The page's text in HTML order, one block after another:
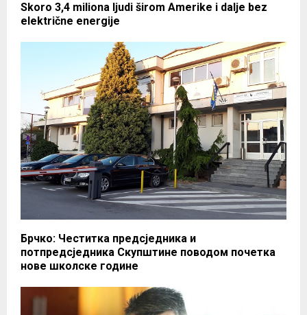
Skoro 3,4 miliona ljudi širom Amerike i dalje bez
električne energije
Брчко: Честитка предсједника и
потпредсједника Скупштине поводом почетка
нове школске године